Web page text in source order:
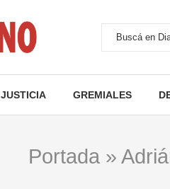
JUSTICIA GREMIALES
Portada»